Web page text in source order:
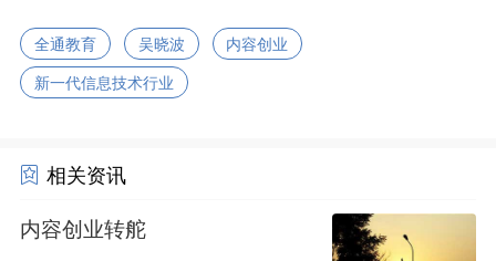
全通教育 吴晓波
内容创业
新一代信息技术行业
相关资讯
内容创业转舵